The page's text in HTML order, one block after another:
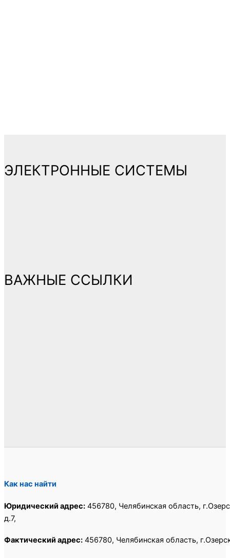
ЭЛЕКТРОННЫЕ СИСТЕМЫ
ВАЖНЫЕ ССЫЛКИ
Как нас найти
Юридический адрес: 456780, Челябинская область,
д.7,
Фактический адрес: 456780, Челябинская область,